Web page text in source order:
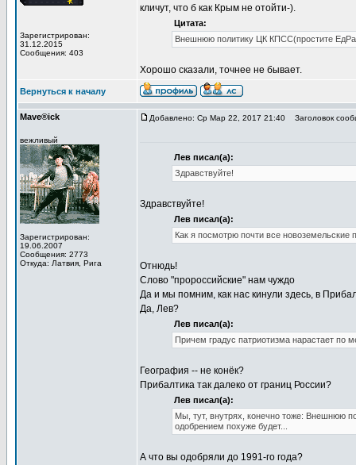
Зарегистрирован:
31.12.2015
Сообщения: 403
кличут, что б как Крым не отойти-).
Цитата:
Внешнюю политику ЦК КПСС(простите
Хорошо сказали, точнее не бывает.
Вернуться к началу
Mave®ick
вежливый
Зарегистрирован:
19.06.2007
Сообщения: 2773
Откуда: Латвия, Рига
Добавлено: Ср Мар 22, 2017 21:40 Заголовок
Лев писал(а):
Здравствуйте!
Здравствуйте!
Лев писал(а):
Как я посмотрю почти все
Отнюдь!
Слово "пророссийские" нам чуждо
Да и мы помним, как нас кинули здесь, в
Да, Лев?
Лев писал(а):
Причем градус патриотизма нарастает по
География -- не конёк?
Прибалтика так далеко от границ России?
Лев писал(а):
Мы, тут, внутрях, конечно тоже: Внешнюю
одобрением похуже будет...
А что вы одобряли до 1991-го года?